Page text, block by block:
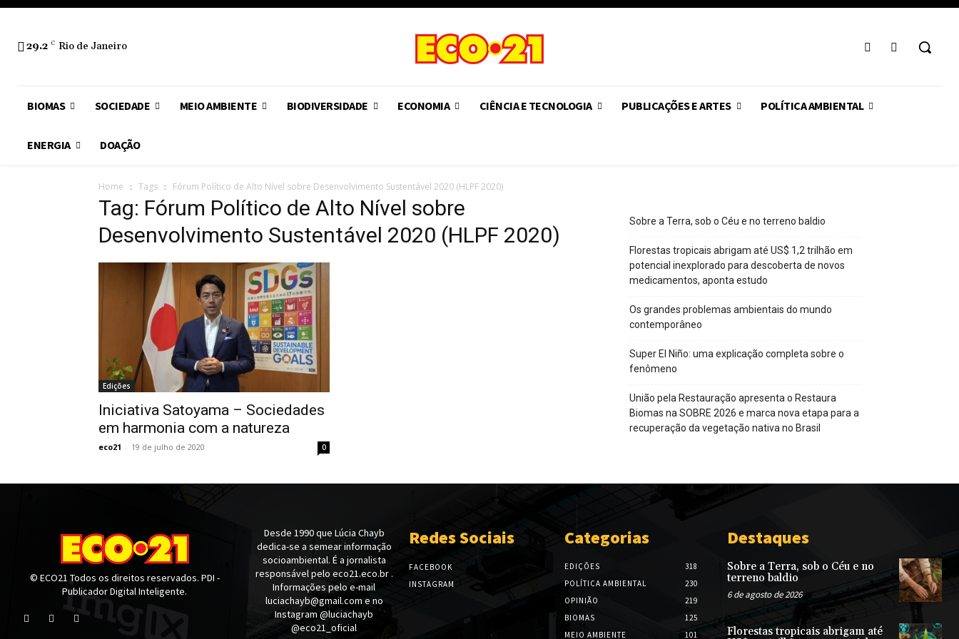
29.2 C Rio de Janeiro
BIOMAS SOCIEDADE MEIO AMBIENTE BIODIVERSIDADE ECONOMIA CIÊNCIA E TECNOLOGIA PUBLICAÇÕES E ARTES POLÍTICA AMBIENTAL
ENERGIA DOAÇÃO
Home Tags Fórum Político de Alto Nível sobre Desenvolvimento Sustentável 2020 (HLPF 2020)
Tag: Fórum Político de Alto Nível sobre
Desenvolvimento Sustentável 2020 (HLPF 2020)
Edições
Iniciativa Satoyama – Sociedades
em harmonia com a natureza
eco21 - 19 de julho de 2020 0
Sobre a Terra, sob o Céu e no terreno baldio
Florestas tropicais abrigam até US$ 1,2 trilhão em
potencial inexplorado para descoberta de novos
medicamentos, aponta estudo
Os grandes problemas ambientais do mundo
contemporâneo
Super El Niño: uma explicação completa sobre o
fenômeno
União pela Restauração apresenta o Restaura
Biomas na SOBRE 2026 e marca nova etapa para a
recuperação da vegetação nativa no Brasil
© ECO21 Todos os direitos reservados. PDI -
Publicador Digital Inteligente.
Desde 1990 que Lúcia Chayb
dedica-se a semear informação
socioambiental. É a jornalista
responsável pelo eco21.eco.br .
Informações pelo e-mail
luciachayb@gmail.com e no
Instagram @luciachayb
@eco21_oficial
Redes Sociais
FACEBOOK
INSTAGRAM
Categorias
EDIÇÕES
318
POLÍTICA AMBIENTAL
230
OPINIÃO
219
BIOMAS
125
MEIO AMBIENTE
101
Destaques
Sobre a Terra, sob o Céu e no
terreno baldio
6 de agosto de 2026
Florestas tropicais abrigam até